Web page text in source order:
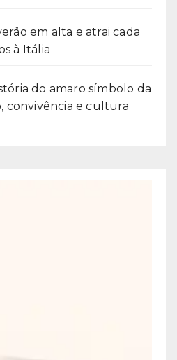
em alta e atrai cada
à Itália
do amaro símbolo da
convivência e cultura